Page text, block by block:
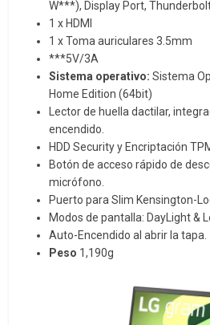
W***), Display Port,
1 x HDMI
1 x Toma auriculares 3.5mm
***5V/3A
Sistema operativo:Sistema
Home Edition (64bit)
Lector de huella dactilar,
encendido.
HDD Security y Encriptación
Botón de acceso rápido de
micrófono.
Puerto para Slim Kensington-
Modos de pantalla: DayLight &
Auto-Encendido al abrir la tapa.
Peso 1,190g